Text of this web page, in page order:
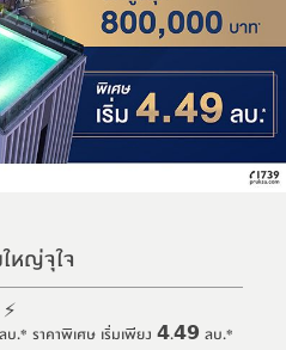
ญ่จุใจ
.* ราคาพิเศษ เริ่มเพียง 𝟰.𝟰𝟵 ลบ.*